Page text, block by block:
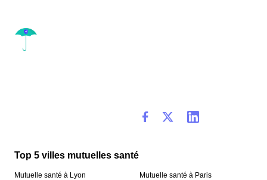
Top 5 villes mutuelles santé
Mutuelle santé à Lyon
Mutuelle santé à Paris